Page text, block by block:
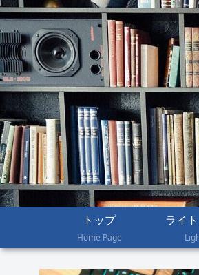
トップ
Home Page
ライ